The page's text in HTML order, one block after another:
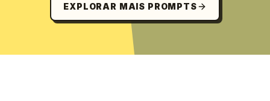
EXPLORAR MAIS PROMPTS